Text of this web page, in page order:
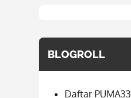
BLOGROLL
Daftar PUMA33